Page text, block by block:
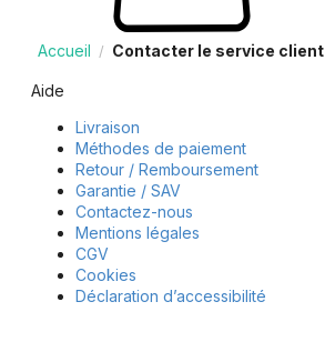
Accueil / Contacter le service client
Aide
Livraison
Méthodes de paiement
Retour / Remboursement
Garantie / SAV
Contactez-nous
Mentions légales
CGV
Cookies
Déclaration d’accessibilité